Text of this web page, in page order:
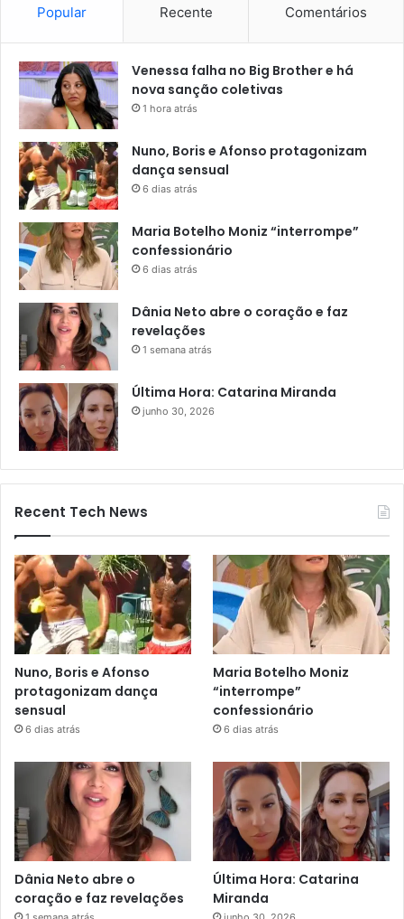
Popular Recente Comentários
Venessa falha no Big Brother e há
nova sanção coletivas
1 hora atrás
Nuno, Boris e Afonso protagonizam
dança sensual
6 dias atrás
Maria Botelho Moniz “interrompe”
confessionário
6 dias atrás
Dânia Neto abre o coração e faz
revelações
1 semana atrás
Última Hora: Catarina Miranda
junho 30, 2026
Recent Tech News
Nuno, Boris e Afonso
protagonizam dança
sensual
6 dias atrás
Maria Botelho Moniz
“interrompe”
confessionário
6 dias atrás
Dânia Neto abre o
coração e faz revelações
Última Hora: Catarina
Miranda